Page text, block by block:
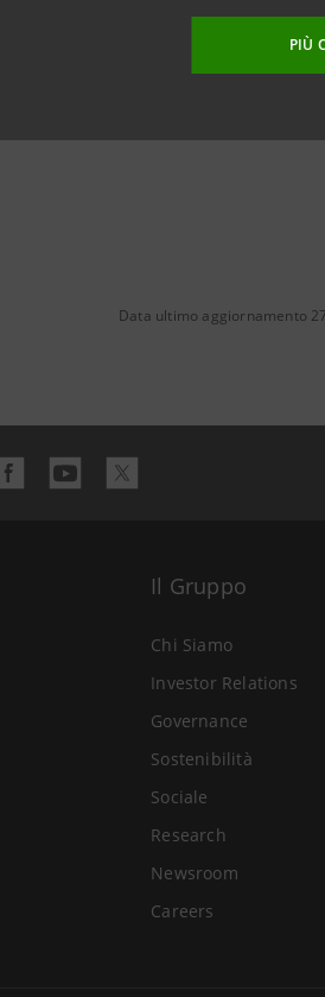
PIÙ
Data ultimo aggiornamento
Il Gruppo
Chi Siamo
Investor Relations
Governance
Sostenibilità
Sociale
Research
Newsroom
Careers